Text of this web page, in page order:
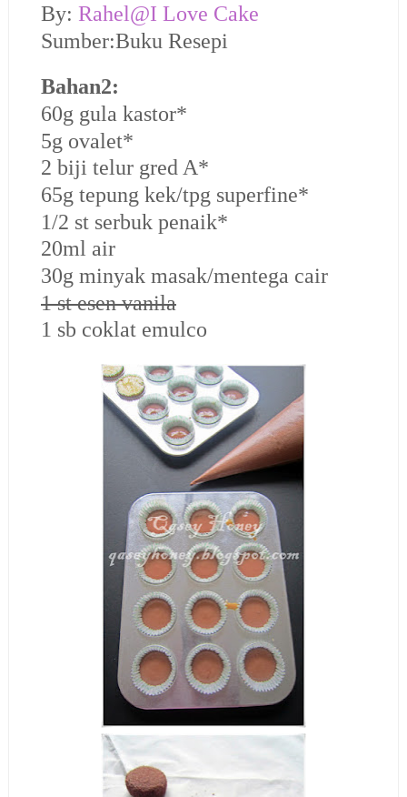
By: Rahel@I Love Cake
Sumber:Buku Resepi
Bahan2:
60g gula kastor*
5g ovalet*
2 biji telur gred A*
65g tepung kek/tpg superfine*
1/2 st serbuk penaik*
20ml air
30g minyak masak/mentega cair
1 st esen vanila
1 sb coklat emulco